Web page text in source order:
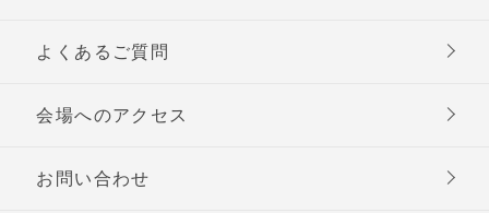
よくあるご質問
会場へのアクセス
お問い合わせ